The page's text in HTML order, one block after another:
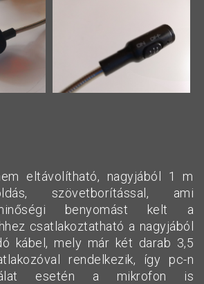
eltávolítható, nagyjából 1 m
szövetborítással, ami
benyomást kelt a
csatlakoztatható a nagyjából
kábel, mely már két darab 3,5
rendelkezik, így pc-n
esetén a mikrofon is